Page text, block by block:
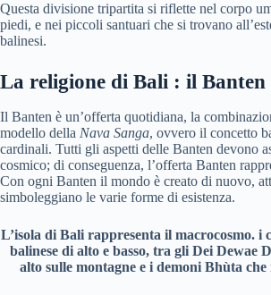
Questa divisione tripartita si riflette nel corpo
piedi, e nei piccoli santuari che si trovano
balinesi.
La religione di Bali : il Banten
Il Banten è un’offerta quotidiana, la
modello della Nava Sanga, ovvero il concetto
cardinali. Tutti gli aspetti delle Banten devono
cosmico; di conseguenza, l’offerta Banten
Con ogni Banten il mondo è creato di nuovo,
simboleggiano le varie forme di esistenza.
L’isola di Bali rappresenta il macrocosmo. i
balinese di alto e basso, tra gli Dei Dewae
alto sulle montagne e i demoni Bhùta che